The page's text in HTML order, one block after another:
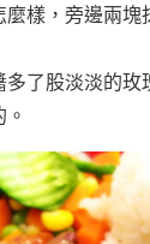
樣，旁邊兩
了股淡淡的